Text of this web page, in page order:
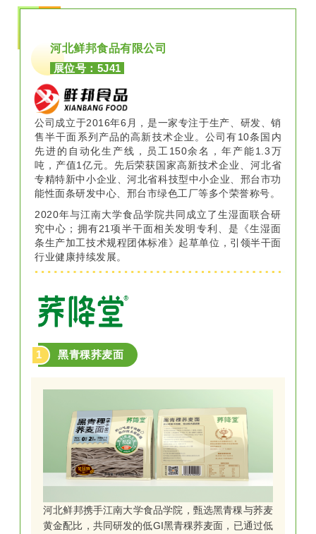
60秒快熟，Q弹爽滑，0脂肪。
5 车仔面4连包
60秒快熟，Q弹爽滑，0脂肪。
6 乌冬面4连包
60秒快熟，Q弹爽滑，0脂肪。
河北鲜邦食品有限公司
展位号：5J41
公司成立于2016年6月，是一家专注于生产、研发、销
售半干面系列产品的高新技术企业。公司有10条国内
先进的自动化生产线，员工150余名，年产能1.3万
吨，产值1亿元。先后荣获国家高新技术企业、河北省
专精特新中小企业、河北省科技型中小企业、邢台市功
能性面条研发中心、邢台市绿色工厂等多个荣誉称号。
2020年与江南大学食品学院共同成立了生湿面联合研
究中心；拥有21项半干面相关发明专利、是《生湿面
条生产加工技术规程团体标准》起草单位，引领半干面
行业健康持续发展。
1 黑青稞荞麦面
河北鲜邦携手江南大学食品学院，甄选黑青稞与荞麦
黄金配比，共同研发的低GI黑青稞荞麦面，已通过低